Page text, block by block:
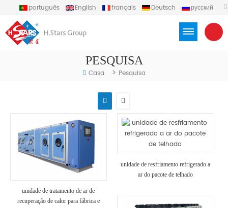
português English français Deutsch
русский
PESQUISA
Casa > Pesquisa
unidade de tratamento de ar de
recuperação de calor para fábrica e
unidade de resfriamento refrigerado a
ar do pacote de telhado